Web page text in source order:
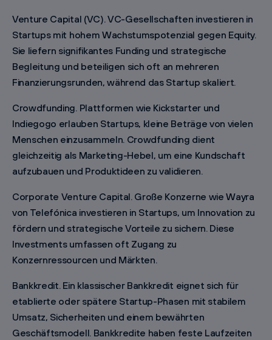
Venture Capital (VC). VC-Gesellschaften investieren in
Startups mit hohem Wachstumspotenzial gegen Equity.
Sie liefern signifikantes Funding und strategische
Begleitung und beteiligen sich oft an mehreren
Finanzierungsrunden, während das Startup skaliert.
Crowdfunding. Plattformen wie Kickstarter und
Indiegogo erlauben Startups, kleine Beträge von vielen
Menschen einzusammeln. Crowdfunding dient
gleichzeitig als Marketing-Hebel, um eine Kundschaft
aufzubauen und Produktideen zu validieren.
Corporate Venture Capital. Große Konzerne wie Wayra
von Telefónica investieren in Startups, um Innovation zu
fördern und strategische Vorteile zu sichern. Diese
Investments umfassen oft Zugang zu
Konzernressourcen und Märkten.
Bankkredit. Ein klassischer Bankkredit eignet sich für
etablierte oder spätere Startup-Phasen mit stabilem
Umsatz, Sicherheiten und einem bewährten
Geschäftsmodell. Bankkredite haben feste Laufzeiten